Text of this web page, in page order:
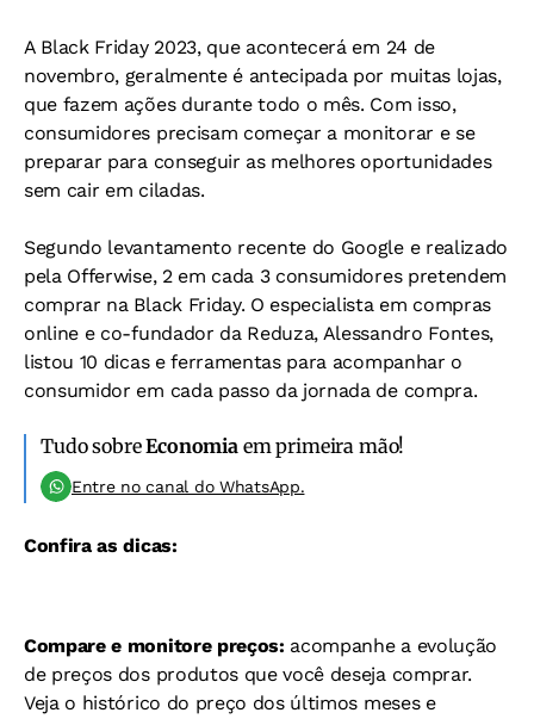
A Black Friday 2023, que acontecerá em 24 de
novembro, geralmente é antecipada por muitas lojas,
que fazem ações durante todo o mês. Com isso,
consumidores precisam começar a monitorar e se
preparar para conseguir as melhores oportunidades
sem cair em ciladas.
Segundo levantamento recente do Google e realizado
pela Offerwise, 2 em cada 3 consumidores pretendem
comprar na Black Friday. O especialista em compras
online e co-fundador da Reduza, Alessandro Fontes,
listou 10 dicas e ferramentas para acompanhar o
consumidor em cada passo da jornada de compra.
Tudo sobreEconomia em primeira mão!
Entre no canal do WhatsApp.
Confira as dicas:
Compare e monitore preços: acompanhe a evolução
de preços dos produtos que você deseja comprar.
Veja o histórico do preço dos últimos meses e